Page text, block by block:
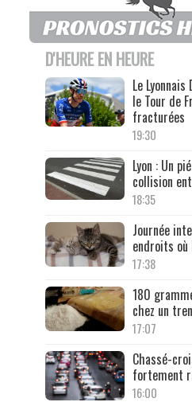
D'HEURE EN HEURE
Le
le Tour de
fracturées
19:30
Lyon : Un
collision
18:35
Journée
endroits
17:38
180
chez un
17:07
Chassé-
fortement
16:00